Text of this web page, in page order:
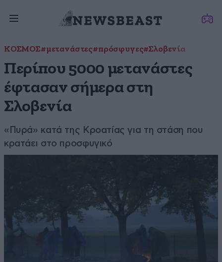
ΚΟΣΜΟΣ#μετανάστες#πρόσφυγες#Σλοβενία
Περίπου 5000 μετανάστες
έφτασαν σήμερα στη
Σλοβενία
«Πυρά» κατά της Κροατίας για τη στάση που
κρατάει στο προσφυγικό